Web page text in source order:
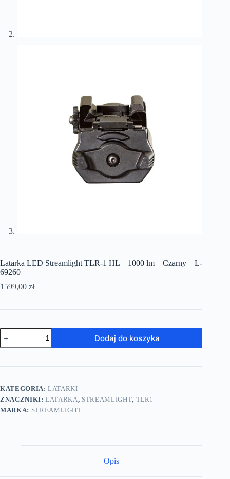
Latarka LED Streamlight TLR-1 HL – 1000 lm – Czarny – L-
69260
1599,00 zł
Dodaj do koszyka
KATEGORIA:LATARKI
ZNACZNIKI:LATARKA, STREAMLIGHT, TLR1
MARKA: STREAMLIGHT
Opis